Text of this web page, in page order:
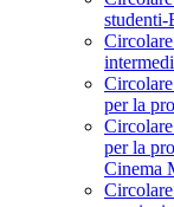
intermedi
per la
per la
Cinema